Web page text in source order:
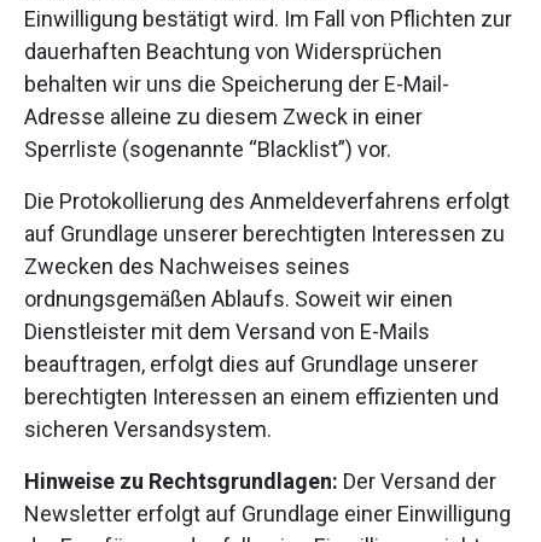
Einwilligung bestätigt wird. Im Fall von Pflichten zur
dauerhaften Beachtung von Widersprüchen
behalten wir uns die Speicherung der E-Mail-
Adresse alleine zu diesem Zweck in einer
Sperrliste (sogenannte “Blacklist”) vor.
Die Protokollierung des Anmeldeverfahrens erfolgt
auf Grundlage unserer berechtigten Interessen zu
Zwecken des Nachweises seines
ordnungsgemäßen Ablaufs. Soweit wir einen
Dienstleister mit dem Versand von E-Mails
beauftragen, erfolgt dies auf Grundlage unserer
berechtigten Interessen an einem effizienten und
sicheren Versandsystem.
Hinweise zu Rechtsgrundlagen: Der Versand der
Newsletter erfolgt auf Grundlage einer Einwilligung